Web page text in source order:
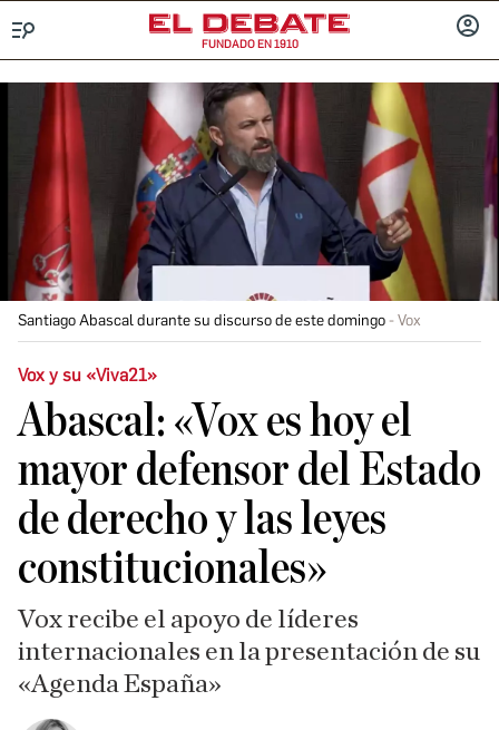
FUNDADO EN 1910
Santiago Abascal durante su discurso de este domingo Vox
Vox y su «Viva21»
Abascal: «Vox es hoy el
mayor defensor del Estado
de derecho y las leyes
constitucionales»
Vox recibe el apoyo de líderes
internacionales en la presentación de su
«Agenda España»